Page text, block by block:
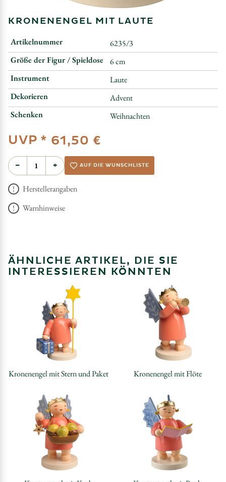
KRONENENGEL MIT LAUTE
Artikelnummer
6235/3
Größe der Figur / Spieldose
6 cm
Instrument
Laute
Dekorieren
Advent
Schenken
Weihnachten
UVP * 61,50 €
− + AUF DIE WUNSCHLISTE
Herstellerangaben
Warnhinweise
ÄHNLICHE ARTIKEL, DIE SIE
INTERESSIEREN KÖNNTEN
Kronenengel mit Stern und Paket Kronenengel mit Flöte